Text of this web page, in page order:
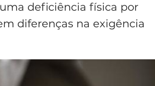
deficiência física por
diferenças na exigência